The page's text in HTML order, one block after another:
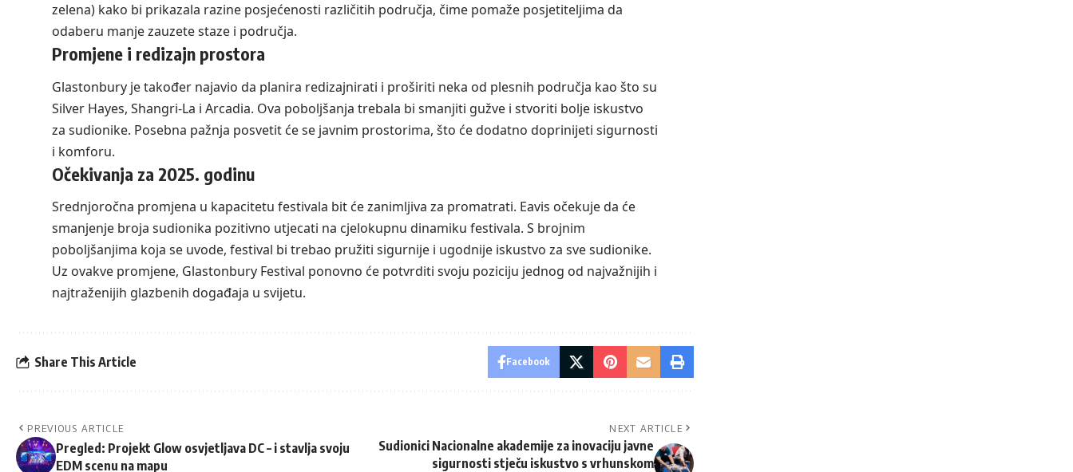
zelena) kako bi prikazala razine posjećenosti različitih područja, čime pomaže posjetiteljima da
odaberu manje zauzete staze i područja.
Promjene i redizajn prostora
Glastonbury je također najavio da planira redizajnirati i proširiti neka od plesnih područja kao što su
Silver Hayes, Shangri-La i Arcadia. Ova poboljšanja trebala bi smanjiti gužve i stvoriti bolje iskustvo
za sudionike. Posebna pažnja posvetit će se javnim prostorima, što će dodatno doprinijeti sigurnosti
i komforu.
Očekivanja za 2025. godinu
Srednjoročna promjena u kapacitetu festivala bit će zanimljiva za promatrati. Eavis očekuje da će
smanjenje broja sudionika pozitivno utjecati na cjelokupnu dinamiku festivala. S brojnim
poboljšanjima koja se uvode, festival bi trebao pružiti sigurnije i ugodnije iskustvo za sve sudionike.
Uz ovakve promjene, Glastonbury Festival ponovno će potvrditi svoju poziciju jednog od najvažnijih i
najtraženijih glazbenih događaja u svijetu.
Share This Article Facebook
PREVIOUS ARTICLE
Pregled: Projekt Glow osvjetljava DC – i stavlja svoju
EDM scenu na mapu
NEXT ARTICLE
Sudionici Nacionalne akademije za inovaciju javne
sigurnosti stječu iskustvo s vrhunskom